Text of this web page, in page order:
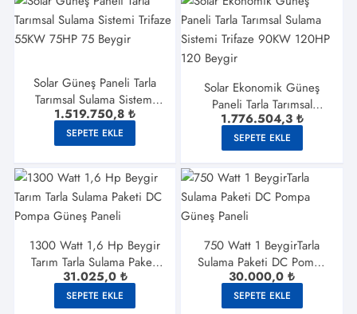
Solar Güneş Paneli Tarla
Tarımsal Sulama Sistemi
Trifaze 55KW 75HP 75
Beygir
1.519.750,8₺
SEPETE EKLE
Solar Ekonomik Güneş
Paneli Tarla Tarımsal
Sulama Sistemi Trifaze
90KW 120HP 120 Beygir
1.776.504,3 ₺
SEPETE EKLE
1300 Watt 1,6 Hp Beygir
Tarım Tarla Sulama Paketi
DC Pompa Güneş Paneli
31.025,0 ₺
SEPETE EKLE
750 Watt 1 BeygirTarla
Sulama Paketi DC Pompa
Güneş Paneli
30.000,0₺
SEPETE EKLE